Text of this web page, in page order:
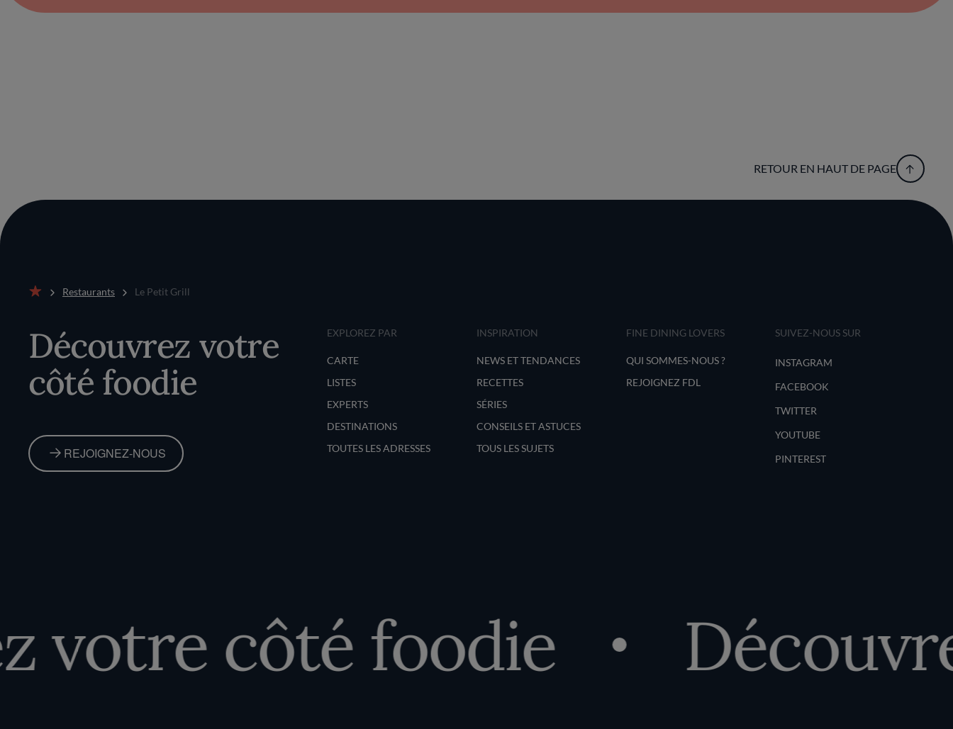
RETOUR EN HAUT DE PAGE
Restaurants Le Petit Grill
Découvrez votre
côté foodie
REJOIGNEZ-NOUS
EXPLOREZ PAR
CARTE
LISTES
EXPERTS
DESTINATIONS
TOUTES LES ADRESSES
INSPIRATION
NEWS ET TENDANCES
RECETTES
SÉRIES
CONSEILS ET ASTUCES
TOUS LES SUJETS
FINE DINING LOVERS
QUI SOMMES-NOUS ?
REJOIGNEZ FDL
SUIVEZ-NOUS SUR
INSTAGRAM
FACEBOOK
TWITTER
YOUTUBE
PINTEREST
côté foodie